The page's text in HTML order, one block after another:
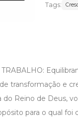
Tags:
transformação e
do Reino de Deus,
para o qual foi